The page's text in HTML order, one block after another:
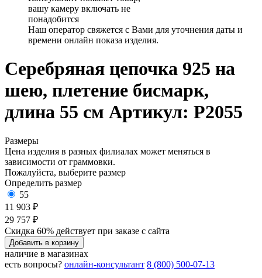
вашу камеру включать не
понадобится
Наш оператор свяжется с Вами для уточнения даты и
времени онлайн показа изделия.
Серебряная цепочка 925 на
шею, плетение бисмарк,
длина 55 см Артикул: Р2055
Размеры
Цена изделия в разных филиалах может меняться в
зависимости от граммовки.
Пожалуйста, выберите размер
Определить размер
55
11 903 ₽
29 757 ₽
Скидка 60% действует при заказе с сайта
Добавить в корзину
наличие в магазинах
есть вопросы? онлайн-консультант 8 (800) 500-07-13